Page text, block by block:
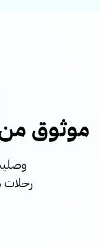
موثوق من
رحلات